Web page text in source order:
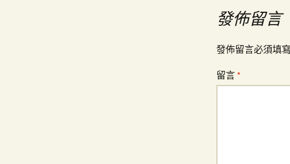
發佈留言
發佈留言必須填
留言 *